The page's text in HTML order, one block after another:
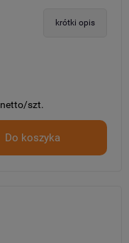
krótki opis
netto/szt.
Do koszyka